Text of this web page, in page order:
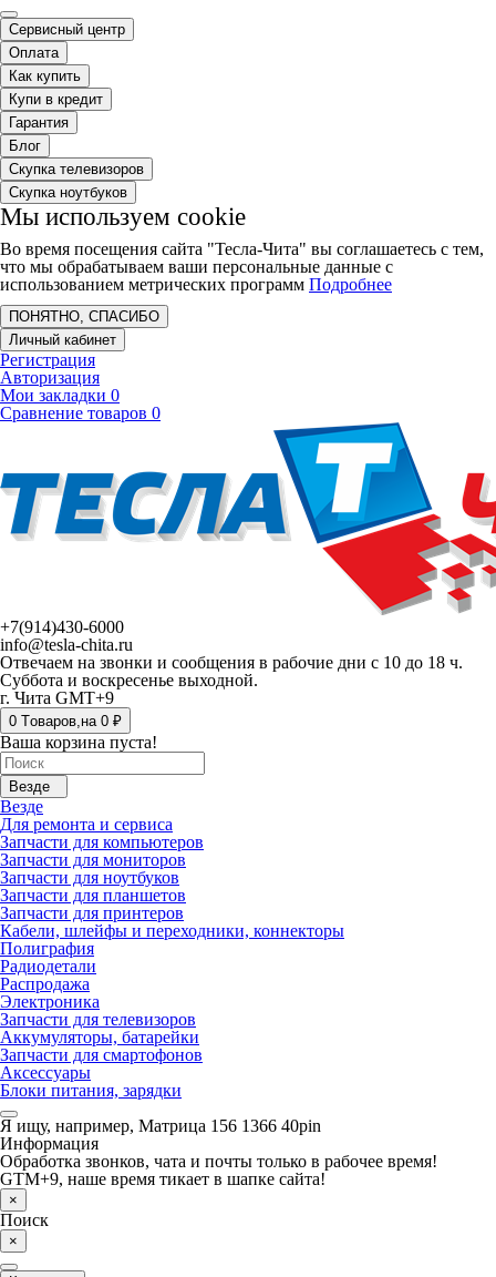
Сервисный центр
Оплата
Как купить
Купи в кредит
Гарантия
Блог
Скупка телевизоров
Скупка ноутбуков
Мы используем cookie
Во время посещения сайта "Тесла-Чита" вы соглашаетесь с тем,
что мы обрабатываем ваши персональные данные с
использованием метрических программ Подробнее
ПОНЯТНО, СПАСИБО
Личный кабинет
Регистрация
Авторизация
Мои закладки 0
Сравнение товаров 0
+7(914)430-6000
info@tesla-chita.ru
Отвечаем на звонки и сообщения в рабочие дни с 10 до 18 ч.
Суббота и воскресенье выходной.
г. Чита GMT+9
0 Tоваров,на 0 ₽
Ваша корзина пуста!
Везде
Везде
Для ремонта и сервиса
Запчасти для компьютеров
Запчасти для мониторов
Запчасти для ноутбуков
Запчасти для планшетов
Запчасти для принтеров
Кабели, шлейфы и переходники, коннекторы
Полиграфия
Радиодетали
Распродажа
Электроника
Запчасти для телевизоров
Аккумуляторы, батарейки
Запчасти для смартофонов
Аксессуары
Блоки питания, зарядки
Я ищу, например, Матрица 156 1366 40pin
Информация
Обработка звонков, чата и почты только в рабочее время!
GTM+9, наше время тикает в шапке сайта!
×
Поиск
×